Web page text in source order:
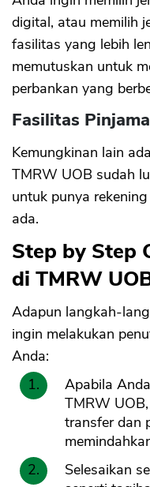
digital, atau memilih
fasilitas yang lebih
memutuskan untuk
perbankan yang
Fasilitas
Kemungkinan lain
TMRW UOB sudah
untuk punya
ada.
Step by Step
di TMRW
Adapun langkah-
ingin melakukan
Anda:
Apabila
TMRW
transfer dan
Selesaikan